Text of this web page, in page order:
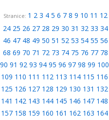
Stranice: 1 2 3 4 5 6 7 8 9 10 11 12
24 25 26 27 28 29 30 31 32 33 34
46 47 48 49 50 51 52 53 54 55 56
68 69 70 71 72 73 74 75 76 77 78
90 91 92 93 94 95 96 97 98 99 100
109 110 111 112 113 114 115 116
125 126 127 128 129 130 131 132
141 142 143 144 145 146 147 148
157 158 159 160 161 162 163 164